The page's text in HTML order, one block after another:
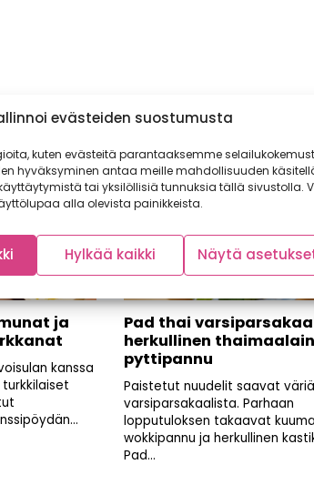
evästeiden suostumusta
kuten evästeitä parantaaksemme
hyväksyminen antaa meille mahdollisuuden
tai yksilöllisiä tunnuksia tällä sivustolla.
alla olevista painikkeista.
Hylkää kaikki Näytä
ja
kanssa
Pad thai
herkullinen
pyttipannu
Paistetut nuudelit saavat väriä
varsiparsakaalista. Parhaan
lopputuloksen takaavat kuuma
wokkipannu ja herkullinen
Pad...